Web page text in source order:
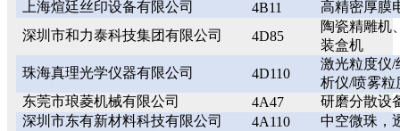
上海煊廷丝印设备有限公司
4B11
高精密厚膜
深圳市和力泰科技集团有限公司
4D85
陶瓷精雕机
装盒机
珠海真理光学仪器有限公司
4D110
激光粒度仪/
析仪/喷雾粒
东莞市琅菱机械有限公司
4A47
研磨分散设
深圳市东有新材料科技有限公司
4A110
中空微珠，